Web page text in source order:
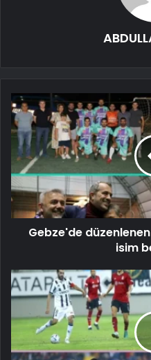
Gebze'de
isim